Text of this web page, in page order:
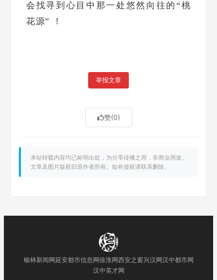
会找寻到心目中那一处悠然向往的“桃
花源” ！
举报文章
赞(0)
本站转载内容均已标明出处，为分享传播之用，非商业用途。
文章及图片版权归原作者所有。如有侵权请联系删除。
榆林新闻网延安都市信息网徐淮网西安之窗兴汉网汉中都市网
汉中英才网